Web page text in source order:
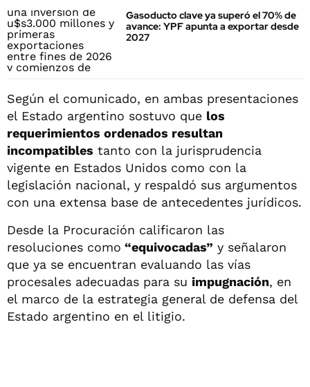
Gasoducto clave ya superó el 70% de
avance: YPF apunta a exportar desde
2027
Según el comunicado, en ambas presentaciones
el Estado argentino sostuvo que los
requerimientos ordenados resultan
incompatibles tanto con la jurisprudencia
vigente en Estados Unidos como con la
legislación nacional, y respaldó sus argumentos
con una extensa base de antecedentes jurídicos.
Desde la Procuración calificaron las
resoluciones como “equivocadas” y señalaron
que ya se encuentran evaluando las vías
procesales adecuadas para su impugnación, en
el marco de la estrategia general de defensa del
Estado argentino en el litigio.